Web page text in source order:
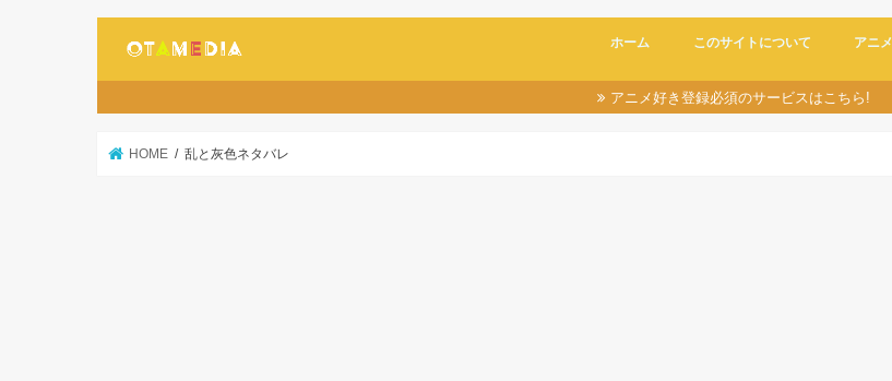
ホーム このサイトについて アニメ
アニメ好き登録必須のサービスはこちら!
HOME 乱と灰色ネタバレ